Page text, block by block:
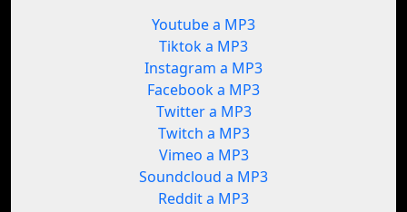
Youtube a MP3
Tiktok a MP3
Instagram a MP3
Facebook a MP3
Twitter a MP3
Twitch a MP3
Vimeo a MP3
Soundcloud a MP3
Reddit a MP3